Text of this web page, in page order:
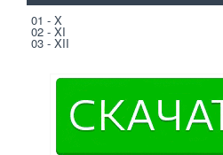
01 - X
02 - XI
03 - XII